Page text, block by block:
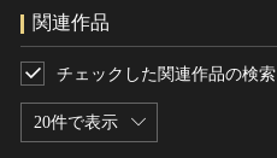
関連作品
20件で表示
チェックした関連作品の検索